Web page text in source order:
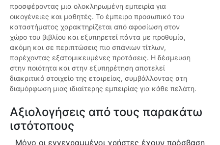
προσφέροντας μια ολοκληρωμένη εμπειρία για
οικογένειες και μαθητές. Το έμπειρο προσωπικό του
καταστήματος χαρακτηρίζεται από αφοσίωση στον
χώρο του βιβλίου και εξυπηρετεί πάντα με προθυμία,
ακόμη και σε περιπτώσεις πιο σπάνιων τίτλων,
παρέχοντας εξατομικευμένες προτάσεις. Η δέσμευση
στην ποιότητα και στην εξυπηρέτηση αποτελεί
διακριτικό στοιχείο της εταιρείας, συμβάλλοντας στη
διαμόρφωση μιας ιδιαίτερης εμπειρίας για κάθε πελάτη.
Αξιολογήσεις από τους παρακάτω
ιστότοπους
Μόνο οι εγγεγραμμένοι χρήστες έχουν πρόσβαση